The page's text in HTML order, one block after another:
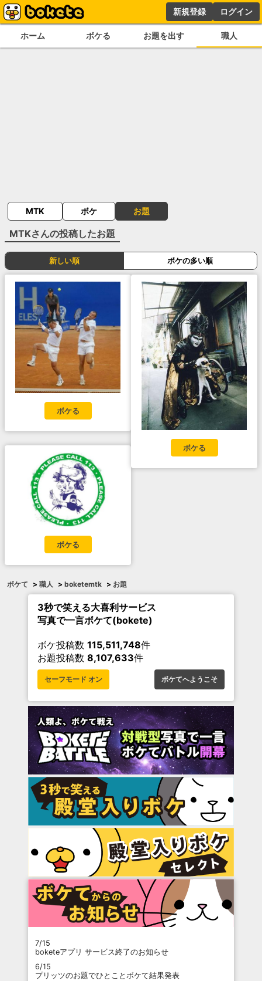
新規登録 ログイン
ホーム ボケる お題を出す 職人
MTK ボケ お題
MTKさんの投稿したお題
新しい順 ボケの多い順
ボケる
ボケる
ボケる
ボケて > 職人 > boketemtk > お題
3秒で笑える大喜利サービス
写真で一言ボケて(bokete)
ボケ投稿数 115,511,748件
お題投稿数 8,107,633件
セーフモード オン ボケてへようこそ
7/15
boketeアプリ サービス終了のお知らせ
6/15
プリッツのお題でひとことボケて結果発表